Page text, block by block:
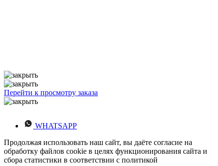
Перейти к просмотру заказа
WHATSAPP
Продолжая использовать наш сайт, вы даёте согласие на
обработку файлов cookie в целях функционирования сайта и
сбора статистики в соответствии с политикой